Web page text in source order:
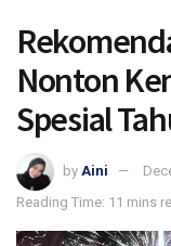
Nonton
Spesial
by Aini
Reading Time: 11 mins